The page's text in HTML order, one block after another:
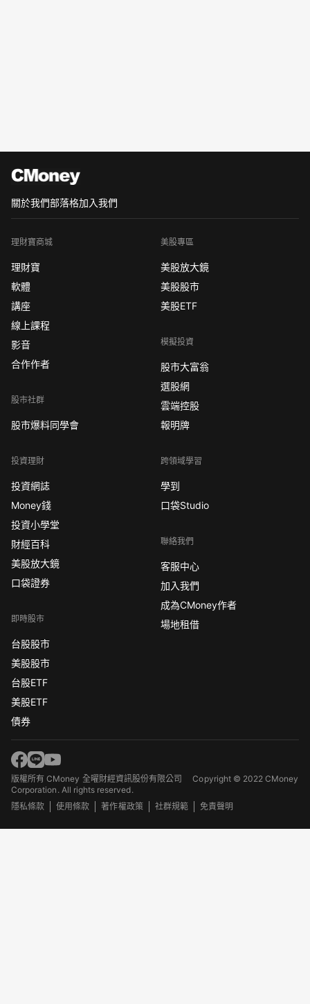
關於我們部落格加入我們
理財寶商城
理財寶
軟體
講座
線上課程
影音
合作作者
股市社群
股市爆料同學會
投資理財
投資網誌
Money錢
投資小學堂
財經百科
美股放大鏡
口袋證券
即時股市
台股股市
美股股市
台股ETF
美股ETF
債券
美股專區
美股放大鏡
美股股市
美股ETF
模擬投資
股市大富翁
選股網
雲端控股
報明牌
跨領域學習
學到
口袋Studio
聯絡我們
客服中心
加入我們
成為CMoney作者
場地租借
版權所有 CMoney 全曜財經資訊股份有限公司Copyright © 2022 CMoney
Corporation. All rights reserved.
隱私條款
使用條款 著作權政策 社群規範 免責聲明